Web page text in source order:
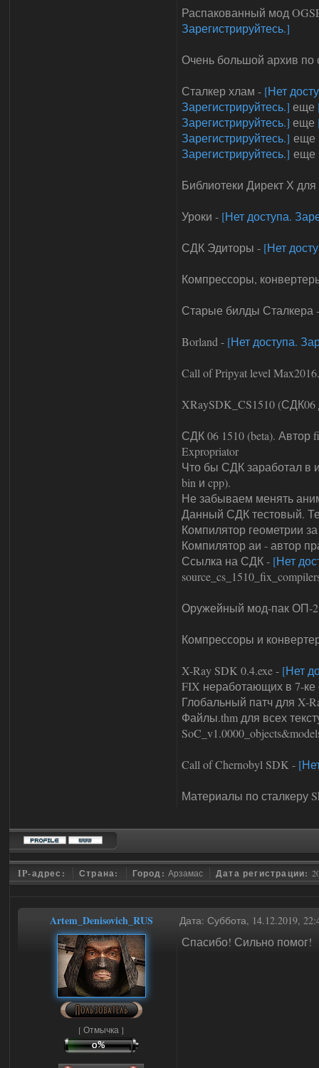
Распакованный мод
Зарегистрируйтесь.]
Очень большой архив по
Сталкер хлам - [Нет
Зарегистрируйтесь.] еще
Зарегистрируйтесь.] еще
Зарегистрируйтесь.] еще
Зарегистрируйтесь.] еще
Библиотеки Директ Х
Уроки - [Нет доступа.
СДК Эдиторы - [Нет
Компрессоры,
Старые билды Сталкера
Borland - [Нет доступа.
Call of Pripyat level
XRaySDK_CS1510
СДК 06 1510 (beta). Автор
Expropriator
Что бы СДК заработал в
bin и cpp).
Не забываем менять
Данный СДК тестовый.
Компилятор геометрии
Компилятор аи - автор
Ссылка на СДК - [Нет
Оружейный мод-пак ОП-
Компрессоры и
X-Ray SDK 0.4.exe - [Нет
FIX неработающих в 7-ке
Глобальный патч для X-
Файлы.thm для всех
Call of Chernobyl SDK -
Материалы по сталкеру
IP-адрес: Страна: Город:Арзамас Дата регистрации:
Artem_Denisovich_RUS Дата: Суббота, 14.12.2019,
[ Отмычка ]
Спасибо! Сильно помог!